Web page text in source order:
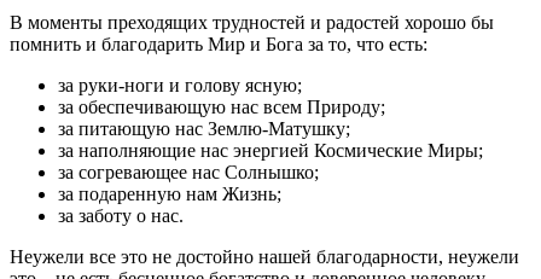
В моменты преходящих трудностей и радостей хорошо бы
помнить и благодарить Мир и Бога за то, что есть:
за руки-ноги и голову ясную;
за обеспечивающую нас всем Природу;
за питающую нас Землю-Матушку;
за наполняющие нас энергией Космические Миры;
за согревающее нас Солнышко;
за подаренную нам Жизнь;
за заботу о нас.
Неужели все это не достойно нашей благодарности, неужели